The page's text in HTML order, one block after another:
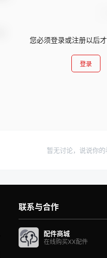
您必须登录或注册以后
登录
暂无讨论，说说你的
联系与合作
配件商城
在线购买XX配件